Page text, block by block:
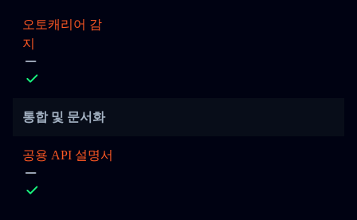
오토캐리어 감
지
통합 및 문서화
공용 API 설명서